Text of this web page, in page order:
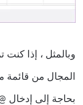
وبالمثل ، إذا
المجال من قائمة
بحاجة إلى